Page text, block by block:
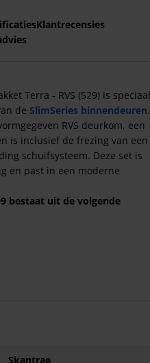
Klantrecensies
Terra - RVS (529) is speciaal
de SlimSeries binnendeuren.
RVS deurkom, een
is inclusief de frezing van een
schuifsysteem. Deze set is
en past in een moderne
bestaat uit de volgende
dubbele schuifdeur.
Skantrae